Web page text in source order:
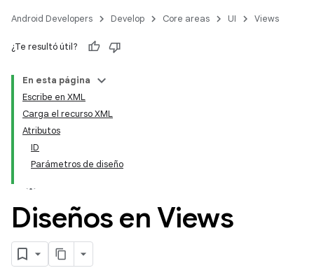
Android Developers Develop Core areas UI Views
¿Te resultó útil?
En esta página
Escribe en XML
Carga el recurso XML
Atributos
ID
Parámetros de diseño
Diseños en Views